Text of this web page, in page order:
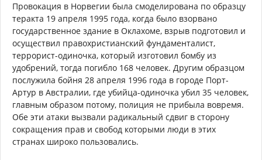
Провокация в Норвегии была смоделирована по образцу
теракта 19 апреля 1995 года, когда было взорвано
государственное здание в Оклахоме, взрыв подготовил и
осуществил правохристианский фундаменталист,
террорист-одиночка, который изготовил бомбу из
удобрений, тогда погибло 168 человек. Другим образцом
послужила бойня 28 апреля 1996 года в городе Порт-
Артур в Австралии, где убийца-одиночка убил 35 человек,
главным образом потому, полиция не прибыла вовремя.
Обе эти атаки вызвали радикальный сдвиг в сторону
сокращения прав и свобод которыми люди в этих
странах широко пользовались.